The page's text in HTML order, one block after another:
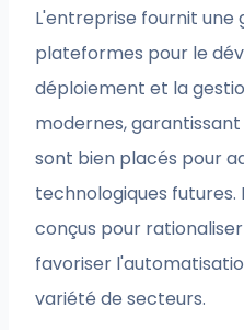
L'entreprise fournit une
plateformes pour le
déploiement et la
modernes, garantissant
sont bien placés pour
technologiques futures.
conçus pour
favoriser
variété de secteurs.